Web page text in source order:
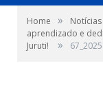
Home » Notícias
aprendizado e
Juruti!
»